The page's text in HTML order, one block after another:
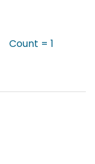
Count = 1